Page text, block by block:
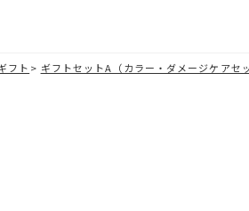
フト > ギフトセットA（カラー・ダメージケアセ